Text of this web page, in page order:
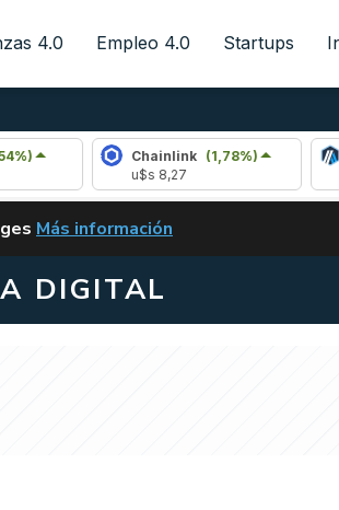
4.0 Empleo 4.0 Startups
Chainlink
(1,78%)
Arbitrum
CLARITY ACT EN ARGENTINA:
Más información
DIGITAL